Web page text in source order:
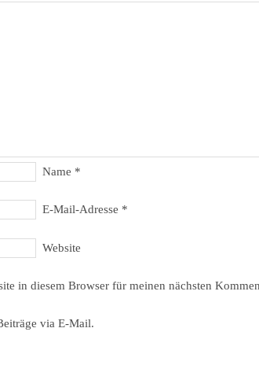
Name *
E-Mail-Adresse *
Website
in diesem Browser für meinen nächsten
via E-Mail.